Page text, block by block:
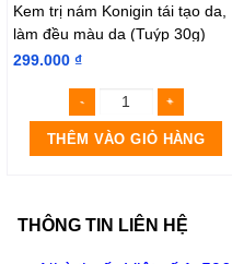
Kem trị nám Konigin tái tạo da,
làm đều màu da (Tuýp 30g)
299.000 ₫
THÊM VÀO GIỎ HÀNG
THÔNG TIN LIÊN HỆ